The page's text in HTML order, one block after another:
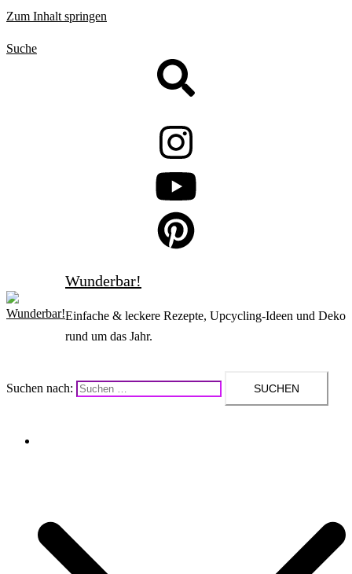
Zum Inhalt springen
Suche
Wunderbar!
Einfache & leckere Rezepte, Upcycling-Ideen und Deko
rund um das Jahr.
Suchen nach: